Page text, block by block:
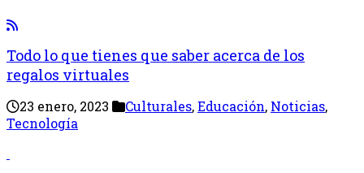
Todo lo que tienes que saber acerca de los
regalos virtuales
23 enero, 2023 Culturales,Educación, Noticias,
Tecnología